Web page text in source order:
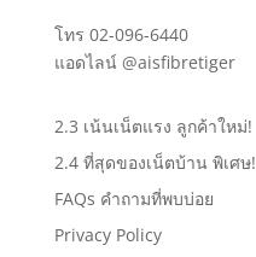
โทร 02-096-6440
แอดไลน์ @aisfibretiger
2.3 เน้นเน็ตแรง ลูกค้าใหม่!
2.4 ที่สุดของเน็ตบ้าน พิเศษ!
FAQs คำถามที่พบบ่อย
Privacy Policy